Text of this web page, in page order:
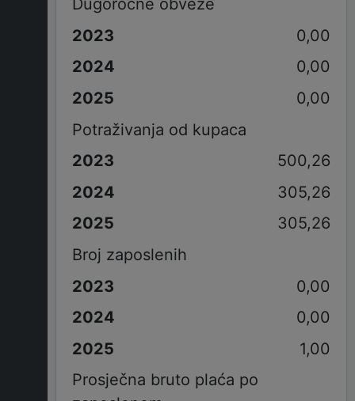
Dugorocne obveze
0,00
0,00
0,00
Potraživanja od kupaca
500,26
305,26
305,26
Broj zaposlenih
0,00
0,00
1,00
Prosječna bruto plaća po